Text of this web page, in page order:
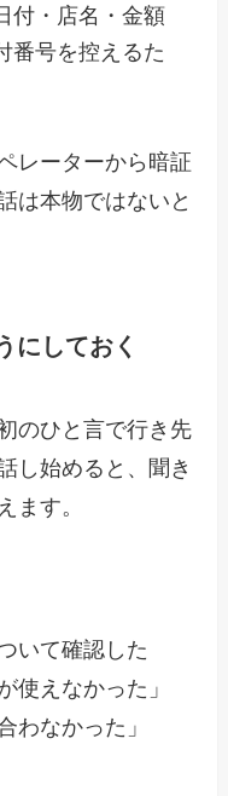
付・店名・金額
番号を控えるた
レーターから暗証
は本物ではないと
にしておく
のひと言で行き先
し始めると、聞き
ます。
いて確認した
使えなかった」
わなかった」